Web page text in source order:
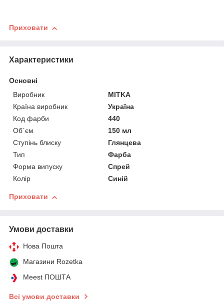
Приховати
Характеристики
Основні
Виробник
MITKA
Країна виробник
Україна
Код фарби
440
Об`єм
150 мл
Ступінь блиску
Глянцева
Тип
Фарба
Форма випуску
Спрей
Колір
Синій
Приховати
Умови доставки
Нова Пошта
Магазини Rozetka
Meest ПОШТА
Всі умови доставки